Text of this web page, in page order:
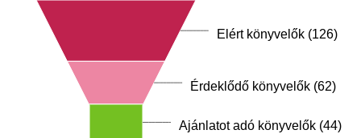
Elért könyvelők (126)
Érdeklődő könyvelők (62)
Ajánlatot adó könyvelők (44)